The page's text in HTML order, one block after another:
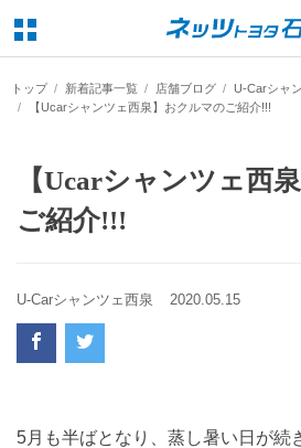
トップ 新着記事一覧 店舗ブログ
U-Carシャ
【Ucarシャンツェ西泉】おクルマのご紹介!!!
【Ucarシャンツェ西
ご紹介!!!
U-Carシャンツェ西泉 2020.05.15
5月も半ばとなり、蒸し暑い日が続